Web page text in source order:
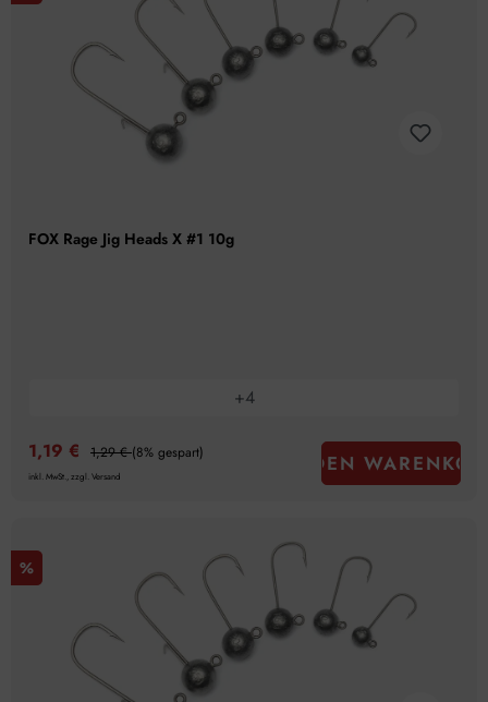
FOX Rage Jig Heads X #1 10g
+4
1,19 € 1,29 €(8% gespart)
inkl. MwSt., zzgl. Versand IN DEN
%